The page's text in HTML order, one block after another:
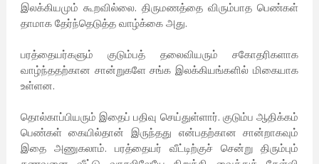
இலக்கியமும் கூறவில்லை. திருமணத்தை விரும்பாத பெண்கள்
தாமாக தேர்ந்தெடுத்த வாழ்க்கை அது.
பரத்தையர்களும் குடும்பத் தலைவியரும் சகோதரிகளாக
வாழ்ந்ததற்கான சான்றுகளே சங்க இலக்கியங்களில் மிகையாக
உள்ளன.
தொல்காப்பியரும் இதைப் பதிவு செய்துள்ளார். குடும்ப ஆதிக்கம்
பெண்கள் கையில்தான் இருந்தது என்பதற்கான சான்றாகவும்
இதை அணுகலாம். பரத்தையர் வீட்டிற்குச் சென்று திரும்பும்